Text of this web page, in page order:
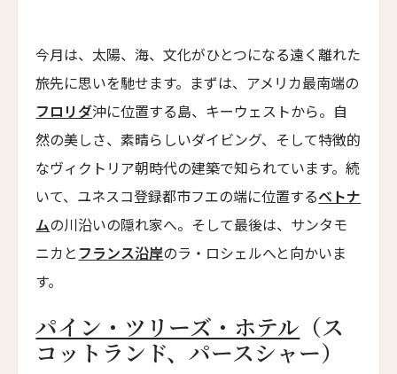
カステル・ボー・サイト
Castel Beau Site
ザ・グレース
The Grace
ムンドゥク・キャビンズ・バイ・デサ・ハイ
Munduk Cabins by Desa Hay
シーナ・ヴィラ・マティルデ
Sina Villa Matilde
ザボラ・エステート
ル・ヌメロ3・バイ・シャンパーニュ・ティエノー
Le N°3 by Champagne Thiénot
8人
9人
10人
11人
12人
14人
7人
8人
9人
10人
11人
13人
今月は、太陽、海、文化がひとつになる遠く離れた
旅先に思いを馳せます。まずは、アメリカ最南端の
フロリダ沖に位置する島、キーウェストから。自
然の美しさ、素晴らしいダイビング、そして特徴的
なヴィクトリア朝時代の建築で知られています。続
いて、ユネスコ登録都市フエの端に位置するベトナ
ムの川沿いの隠れ家へ。そして最後は、サンタモ
ニカと フランス沿岸のラ・ロシェルへと向かいま
す。
パイン・ツリーズ・ホテル （ス
コットランド、パースシャー）